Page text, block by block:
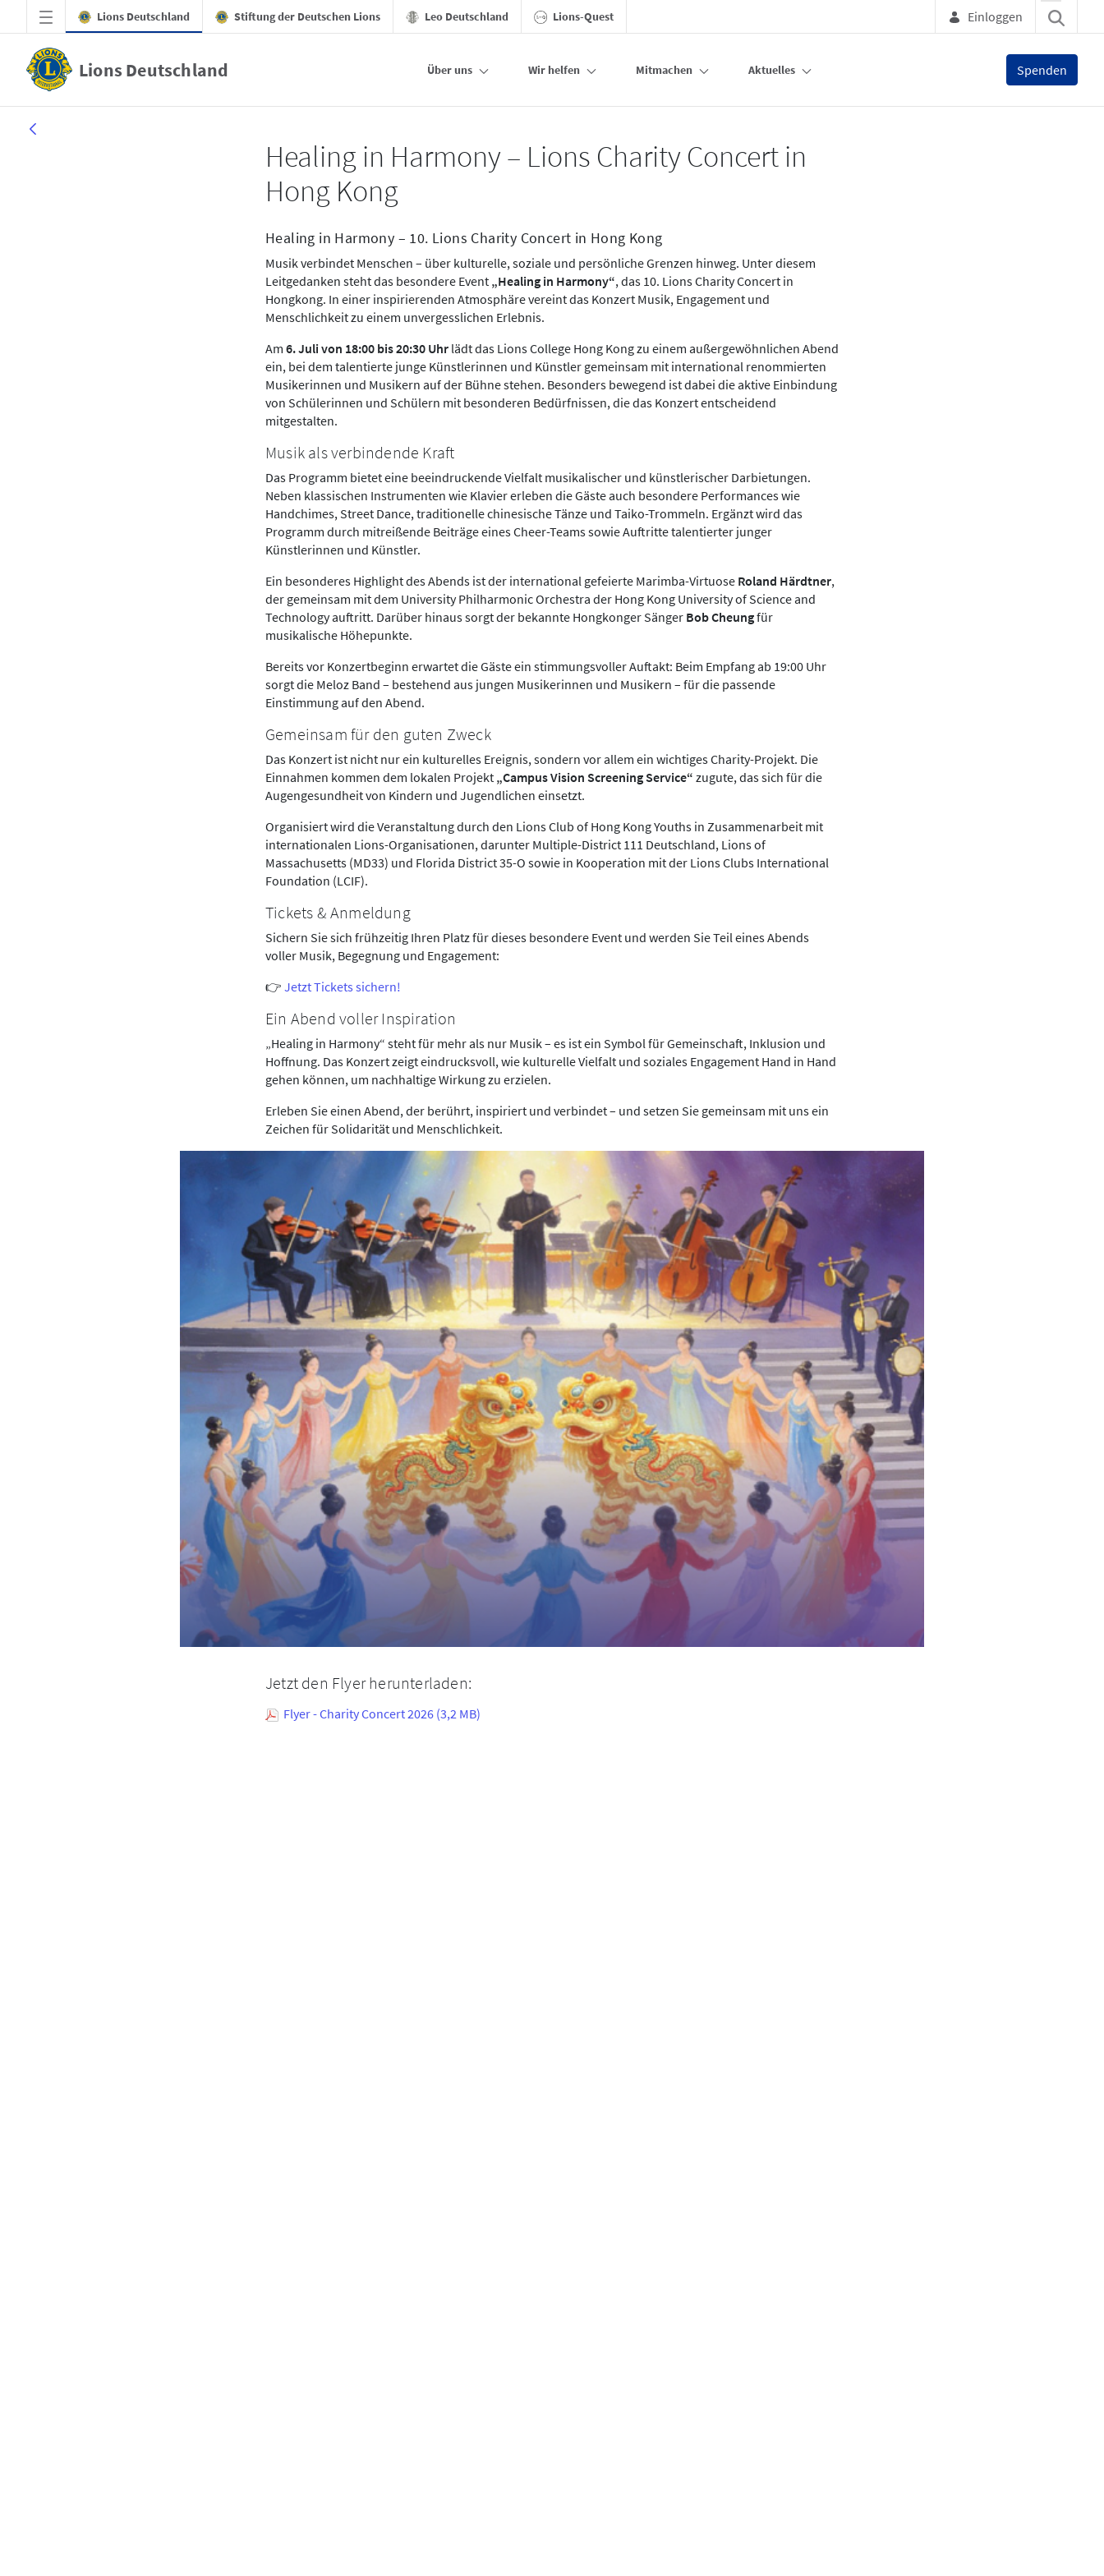
Zum Hauptinhalt springen
Lions Deutschland Stiftung der Deutschen Lions Leo Deutschland Lions-Quest Einloggen
Lions Deutschland Über uns Wir helfen Mitmachen Aktuelles Spenden
Healing in Harmony – Lions Charity Concert in
Hong Kong
Healing in Harmony – 10. Lions Charity Concert in Hong Kong
Musik verbindet Menschen – über kulturelle, soziale und persönliche Grenzen hinweg. Unter diesem
Leitgedanken steht das besondere Event „Healing in Harmony“, das 10. Lions Charity Concert in
Hongkong. In einer inspirierenden Atmosphäre vereint das Konzert Musik, Engagement und
Menschlichkeit zu einem unvergesslichen Erlebnis.
Am 6. Juli von 18:00 bis 20:30 Uhr lädt das Lions College Hong Kong zu einem außergewöhnlichen Abend
ein, bei dem talentierte junge Künstlerinnen und Künstler gemeinsam mit international renommierten
Musikerinnen und Musikern auf der Bühne stehen. Besonders bewegend ist dabei die aktive Einbindung
von Schülerinnen und Schülern mit besonderen Bedürfnissen, die das Konzert entscheidend
mitgestalten.
Musik als verbindende Kraft
Das Programm bietet eine beeindruckende Vielfalt musikalischer und künstlerischer Darbietungen.
Neben klassischen Instrumenten wie Klavier erleben die Gäste auch besondere Performances wie
Handchimes, Street Dance, traditionelle chinesische Tänze und Taiko-Trommeln. Ergänzt wird das
Programm durch mitreißende Beiträge eines Cheer-Teams sowie Auftritte talentierter junger
Künstlerinnen und Künstler.
Ein besonderes Highlight des Abends ist der international gefeierte Marimba-Virtuose Roland Härdtner,
der gemeinsam mit dem University Philharmonic Orchestra der Hong Kong University of Science and
Technology auftritt. Darüber hinaus sorgt der bekannte Hongkonger Sänger Bob Cheungfür
musikalische Höhepunkte.
Bereits vor Konzertbeginn erwartet die Gäste ein stimmungsvoller Auftakt: Beim Empfang ab 19:00 Uhr
sorgt die Meloz Band – bestehend aus jungen Musikerinnen und Musikern – für die passende
Einstimmung auf den Abend.
Gemeinsam für den guten Zweck
Das Konzert ist nicht nur ein kulturelles Ereignis, sondern vor allem ein wichtiges Charity-Projekt. Die
Einnahmen kommen dem lokalen Projekt „Campus Vision Screening Service“ zugute, das sich für die
Augengesundheit von Kindern und Jugendlichen einsetzt.
Organisiert wird die Veranstaltung durch den Lions Club of Hong Kong Youths in Zusammenarbeit mit
internationalen Lions-Organisationen, darunter Multiple-District 111 Deutschland, Lions of
Massachusetts (MD33) und Florida District 35-O sowie in Kooperation mit der Lions Clubs International
Foundation (LCIF).
Tickets & Anmeldung
Sichern Sie sich frühzeitig Ihren Platz für dieses besondere Event und werden Sie Teil eines Abends
voller Musik, Begegnung und Engagement:
👉 Jetzt Tickets sichern!
Ein Abend voller Inspiration
„Healing in Harmony“ steht für mehr als nur Musik – es ist ein Symbol für Gemeinschaft, Inklusion und
Hoffnung. Das Konzert zeigt eindrucksvoll, wie kulturelle Vielfalt und soziales Engagement Hand in Hand
gehen können, um nachhaltige Wirkung zu erzielen.
Erleben Sie einen Abend, der berührt, inspiriert und verbindet – und setzen Sie gemeinsam mit uns ein
Zeichen für Solidarität und Menschlichkeit.
Jetzt den Flyer herunterladen:
Flyer - Charity Concert 2026 (3,2 MB)